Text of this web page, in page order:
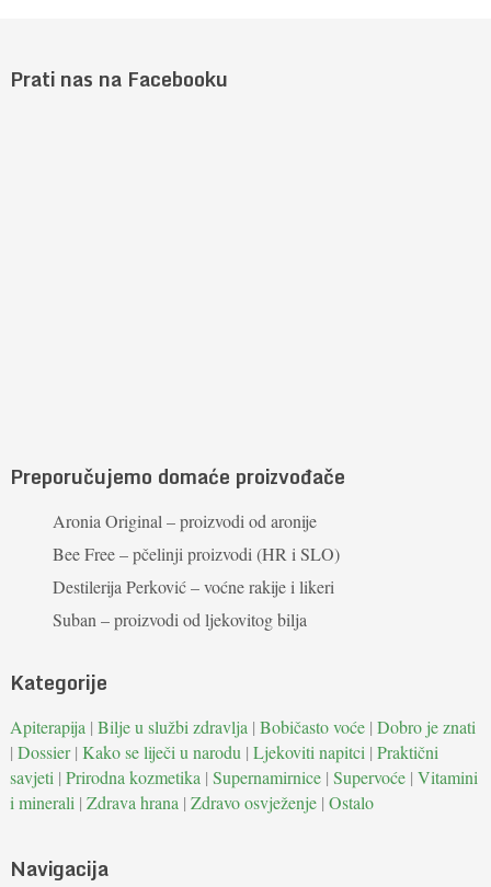
Prati nas na Facebooku
Preporučujemo domaće proizvođače
Aronia Original – proizvodi od aronije
Bee Free – pčelinji proizvodi (HR i SLO)
Destilerija Perković – voćne rakije i likeri
Suban – proizvodi od ljekovitog bilja
Kategorije
Apiterapija | Bilje u službi zdravlja | Bobičasto voće| Dobro je znati
| Dossier| Kako se liječi u narodu | Ljekoviti napitci | Praktični
savjeti | Prirodna kozmetika | Supernamirnice| Supervoće| Vitamini
i minerali | Zdrava hrana | Zdravo osvježenje| Ostalo
Navigacija